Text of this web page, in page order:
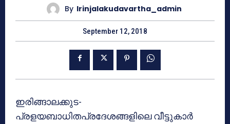
By Irinjalakudavartha_admin
September 12, 2018
ഇരിങ്ങാലക്കുട-
പ്രളയബാധിതപ്രദേശങ്ങളിലെ വീട്ടുകാര്‍